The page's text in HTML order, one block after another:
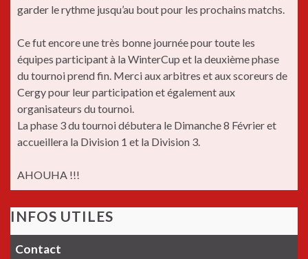
garder le rythme jusqu’au bout pour les prochains matchs.
Ce fut encore une très bonne journée pour toute les
équipes participant à la WinterCup et la deuxième phase
du tournoi prend fin. Merci aux arbitres et aux scoreurs de
Cergy pour leur participation et également aux
organisateurs du tournoi.
La phase 3 du tournoi débutera le Dimanche 8 Février et
accueillera la Division 1 et la Division 3.
AHOUHA !!!
INFOS UTILES
Contact